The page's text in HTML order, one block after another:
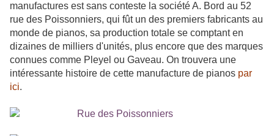
manufactures est sans conteste la société A. Bord au 52
rue des Poissonniers, qui fût un des premiers fabricants au
monde de pianos, sa production totale se comptant en
dizaines de milliers d'unités, plus encore que des marques
connues comme Pleyel ou Gaveau. On trouvera une
intéressante histoire de cette manufacture de pianos par
ici.